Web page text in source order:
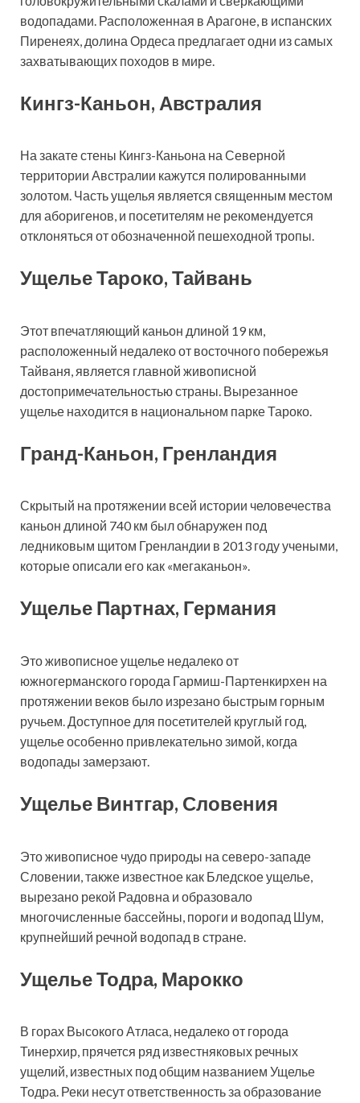
водопадами. Расположенная в Арагоне, в испанских
Пиренеях, долина Ордеса предлагает одни из самых
захватывающих походов в мире.
Кингз-Каньон, Австралия
На закате стены Кингз-Каньона на Северной
территории Австралии кажутся полированными
золотом. Часть ущелья является священным местом
для аборигенов, и посетителям не рекомендуется
отклоняться от обозначенной пешеходной тропы.
Ущелье Тароко, Тайвань
Этот впечатляющий каньон длиной 19 км,
расположенный недалеко от восточного побережья
Тайваня, является главной живописной
достопримечательностью страны. Вырезанное
ущелье находится в национальном парке Тароко.
Гранд-Каньон, Гренландия
Скрытый на протяжении всей истории человечества
каньон длиной 740 км был обнаружен под
ледниковым щитом Гренландии в 2013 году учеными,
которые описали его как «мегаканьон».
Ущелье Партнах, Германия
Это живописное ущелье недалеко от
южногерманского города Гармиш-Партенкирхен на
протяжении веков было изрезано быстрым горным
ручьем. Доступное для посетителей круглый год,
ущелье особенно привлекательно зимой, когда
водопады замерзают.
Ущелье Винтгар, Словения
Это живописное чудо природы на северо-западе
Словении, также известное как Бледское ущелье,
вырезано рекой Радовна и образовало
многочисленные бассейны, пороги и водопад Шум,
крупнейший речной водопад в стране.
Ущелье Тодра, Марокко
В горах Высокого Атласа, недалеко от города
Тинерхир, прячется ряд известняковых речных
ущелий, известных под общим названием Ущелье
Тодра. Реки несут ответственность за образование